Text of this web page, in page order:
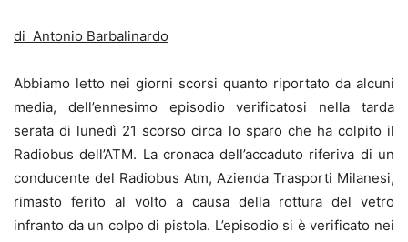
di Antonio Barbalinardo
Abbiamo letto nei giorni scorsi quanto riportato da alcuni
media, dell’ennesimo episodio verificatosi nella tarda
serata di lunedì 21 scorso circa lo sparo che ha colpito il
Radiobus dell’ATM. La cronaca dell’accaduto riferiva di un
conducente del Radiobus Atm, Azienda Trasporti Milanesi,
rimasto ferito al volto a causa della rottura del vetro
infranto da un colpo di pistola. L’episodio si è verificato nei